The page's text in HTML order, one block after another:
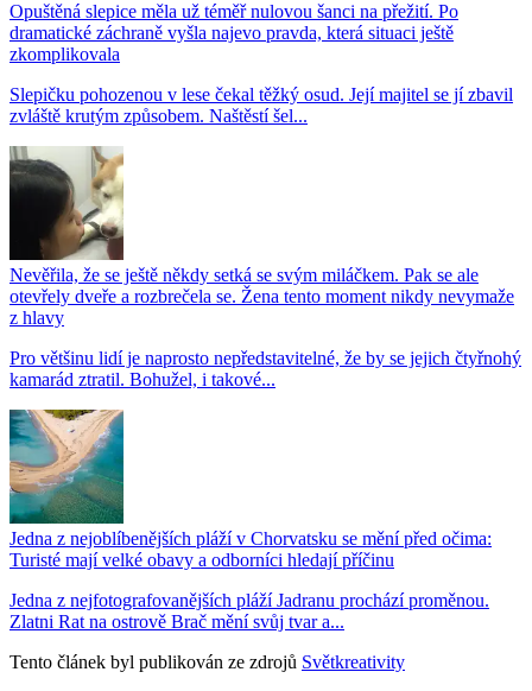
Opuštěná slepice měla už téměř nulovou šanci na přežití. Po
dramatické záchraně vyšla najevo pravda, která situaci ještě
zkomplikovala
Slepičku pohozenou v lese čekal těžký osud. Její majitel se jí zbavil
zvláště krutým způsobem. Naštěstí šel...
Nevěřila, že se ještě někdy setká se svým miláčkem. Pak se ale
otevřely dveře a rozbrečela se. Žena tento moment nikdy nevymaže
z hlavy
Pro většinu lidí je naprosto nepředstavitelné, že by se jejich čtyřnohý
kamarád ztratil. Bohužel, i takové...
Jedna z nejoblíbenějších pláží v Chorvatsku se mění před očima:
Turisté mají velké obavy a odborníci hledají příčinu
Jedna z nejfotografovanějších pláží Jadranu prochází proměnou.
Zlatni Rat na ostrově Brač mění svůj tvar a...
Tento článek byl publikován ze zdrojů Světkreativity